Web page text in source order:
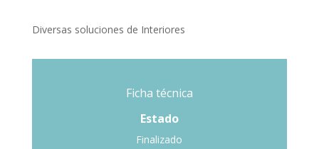
Diversas soluciones de Interiores
Ficha técnica
Estado
Finalizado